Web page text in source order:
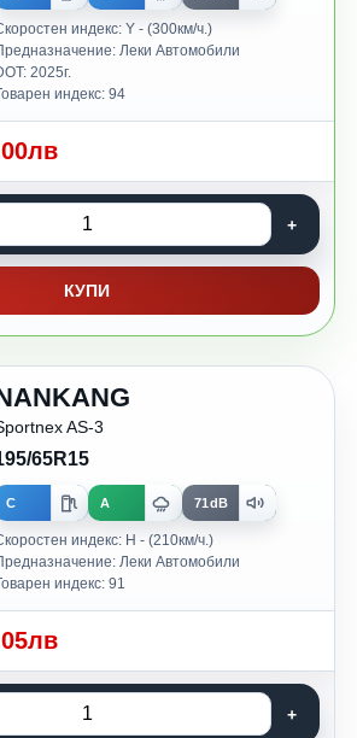
индекс: Y - (300км/ч.)
Леки Автомобили
2025г.
индекс: 94
КУПИ
AS-3
65R15
C A 71dB
индекс: H - (210км/ч.)
Леки Автомобили
индекс: 91